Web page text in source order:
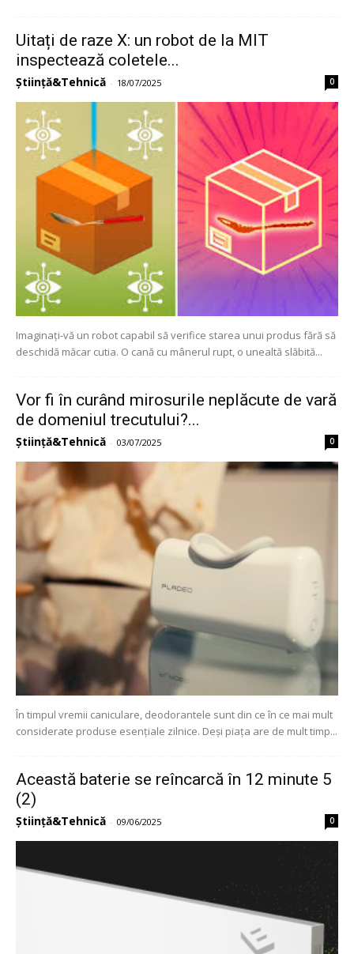
Uitați de raze X: un robot de la MIT
inspectează coletele...
Știință&Tehnică - 18/07/2025 0
Imaginați-vă un robot capabil să verifice starea unui produs fără să
deschidă măcar cutia. O cană cu mânerul rupt, o unealtă slăbită...
Vor fi în curând mirosurile neplăcute de vară
de domeniul trecutului?...
Știință&Tehnică - 03/07/2025 0
În timpul vremii caniculare, deodorantele sunt din ce în ce mai mult
considerate produse esențiale zilnice. Deși piața are de mult timp...
Această baterie se reîncarcă în 12 minute 5
(2)
Știință&Tehnică - 09/06/2025 0